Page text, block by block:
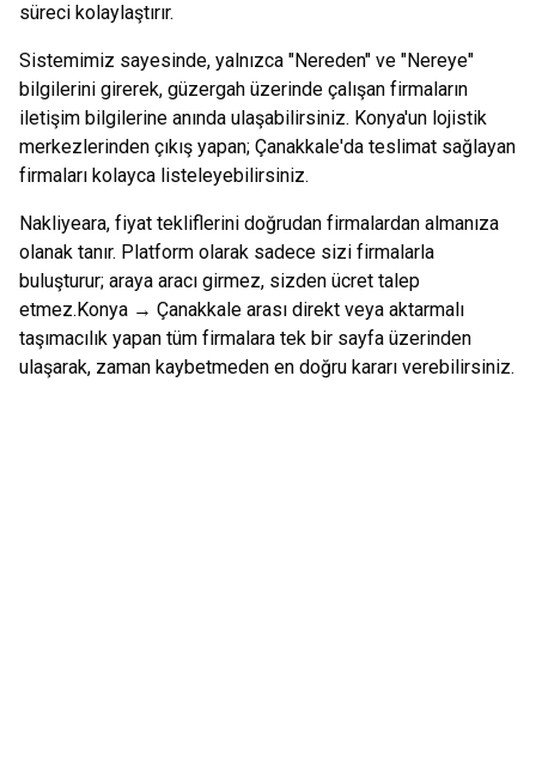
süreci kolaylaştırır.
Sistemimiz sayesinde, yalnızca "Nereden" ve "Nereye"
bilgilerini girerek, güzergah üzerinde çalışan firmaların
iletişim bilgilerine anında ulaşabilirsiniz. Konya'un lojistik
merkezlerinden çıkış yapan; Çanakkale'da teslimat sağlayan
firmaları kolayca listeleyebilirsiniz.
Nakliyeara, fiyat tekliflerini doğrudan firmalardan almanıza
olanak tanır. Platform olarak sadece sizi firmalarla
buluşturur; araya aracı girmez, sizden ücret talep
etmez.Konya → Çanakkale arası direkt veya aktarmalı
taşımacılık yapan tüm firmalara tek bir sayfa üzerinden
ulaşarak, zaman kaybetmeden en doğru kararı verebilirsiniz.